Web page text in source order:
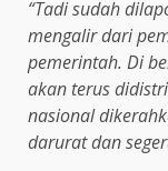
“Tadi sudah
mengalir dari
pemerintah. Di
akan terus
nasional
darurat dan